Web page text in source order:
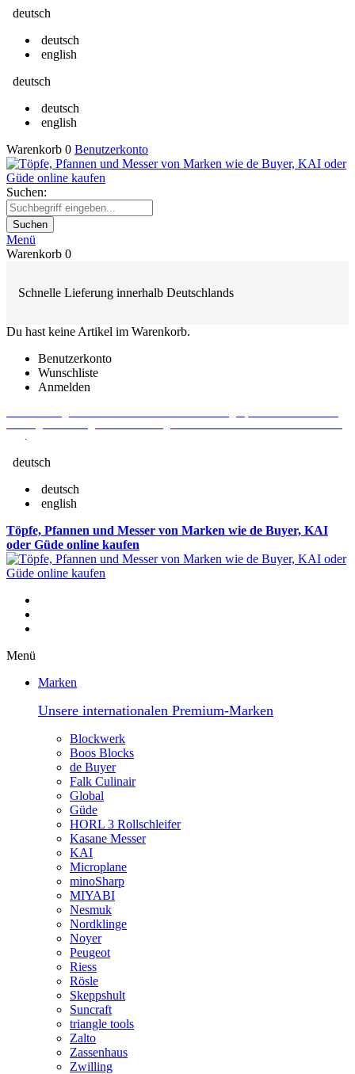
deutsch
deutsch
english
deutsch
deutsch
english
Warenkorb 0 Benutzerkonto
Suchen:
Suchen
Menü
Warenkorb 0
Schnelle Lieferung innerhalb Deutschlands
Du hast keine Artikel im Warenkorb.
Benutzerkonto
Wunschliste
Anmelden
.
deutsch
deutsch
english
Töpfe, Pfannen und Messer von Marken wie de Buyer, KAI
oder Güde online kaufen
Menü
Marken
Unsere internationalen Premium-Marken
Blockwerk
Boos Blocks
de Buyer
Falk Culinair
Global
Güde
HORL 3 Rollschleifer
Kasane Messer
KAI
Microplane
minoSharp
MIYABI
Nesmuk
Nordklinge
Noyer
Peugeot
Riess
Rösle
Skeppshult
Suncraft
triangle tools
Zalto
Zassenhaus
Zwilling